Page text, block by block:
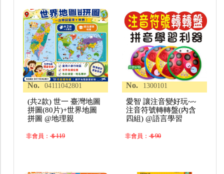
No. 04111042801
(共2款) 世一 臺灣地圖
拼圖(80片)+世界地圖
拼圖 @地理親
非會員：＄119
No. 1300101
愛智 讓注音變好玩~~
注音符號轉轉盤(內含
四組) @語言學習
非會員：＄90